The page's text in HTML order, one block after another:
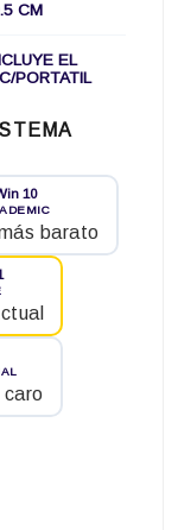
CM
EL
PORTATIL
10
barato
caro